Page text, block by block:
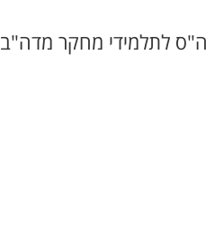
לתלמידי מחקר מדה"ב